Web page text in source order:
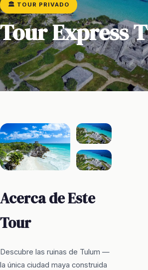
🏛️ TOUR PRIVADO
Tour Express
Acerca de Este
Tour
Descubre las ruinas de Tulum —
la única ciudad maya construida